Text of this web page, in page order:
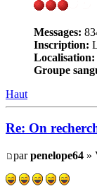
Messages:
Inscription:
Localisation:
Groupe
Haut
Re: On
parpenelope64 »